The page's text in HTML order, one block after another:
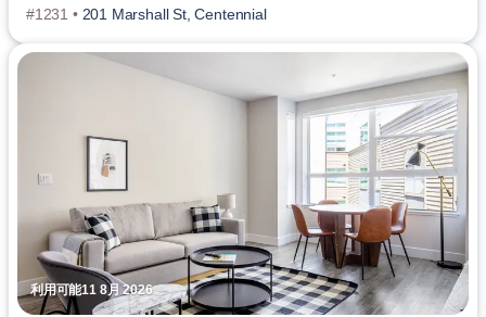
#1231 • 201 Marshall St, Centennial
利用可能11 8月 2026